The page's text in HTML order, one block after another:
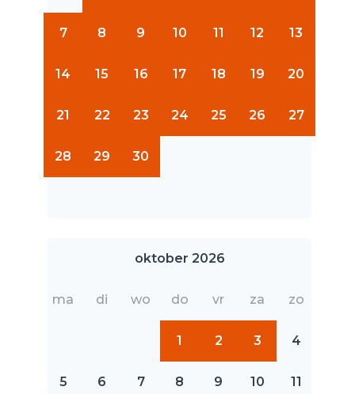
7 8 9 10 11 12 13
14 15 16 17 18 19 20
21 22 23 24 25 26 27
28 29 30
oktober 2026
ma di wo do vr za zo
1 2 3 4
5 6 7 8 9 10 11